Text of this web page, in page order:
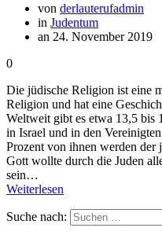
von derlauterufadmin
in Judentum
an 24. November 2019
0
Die jüdische Religion ist eine
Religion und hat eine
Weltweit gibt es etwa 13,5 bis
in Israel und in den
Prozent von ihnen werden der
Gott wollte durch die Juden
sein…
Weiterlesen
Suche nach: